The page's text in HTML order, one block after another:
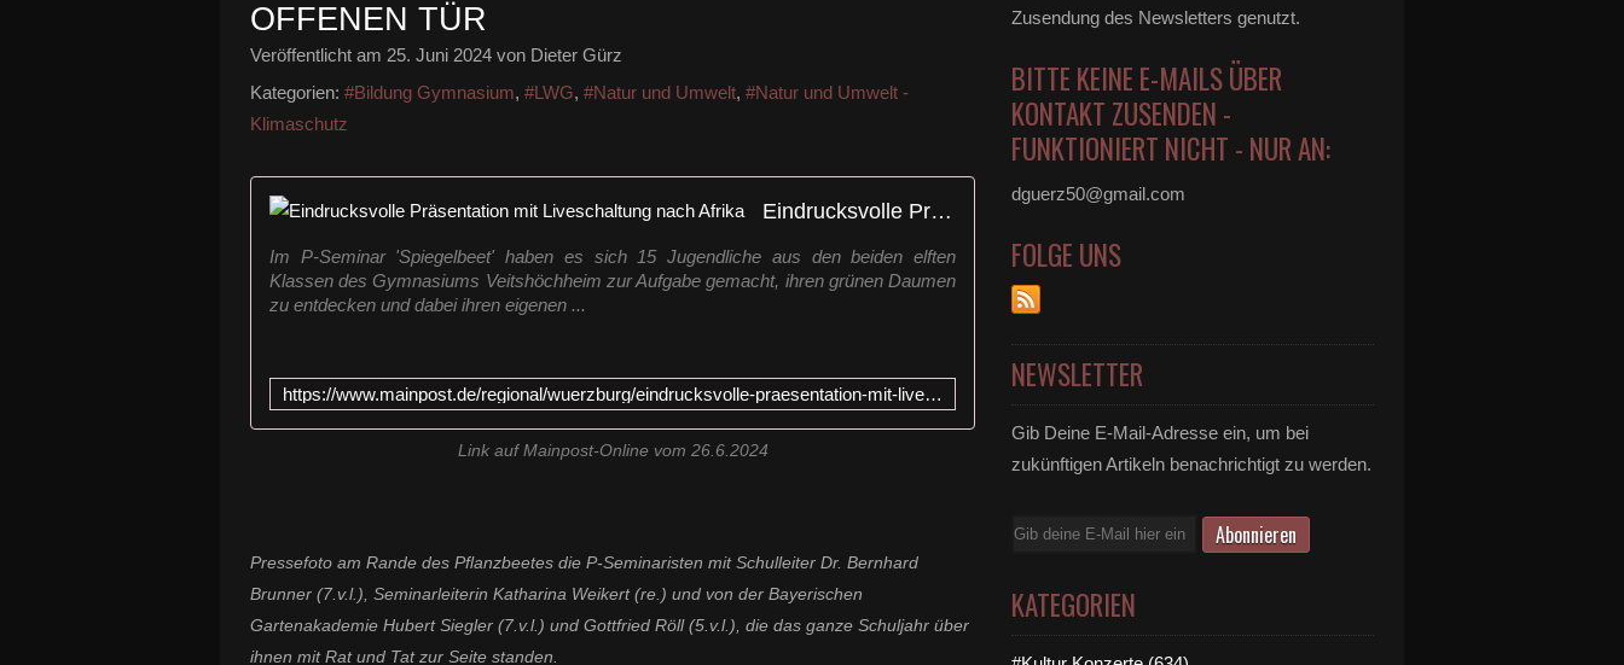
OFFENEN TÜR
Veröffentlicht am 25. Juni 2024 von Dieter Gürz
Kategorien: #Bildung Gymnasium, #LWG, #Natur und Umwelt, #Natur und Umwelt -
Klimaschutz
Eindrucksvolle Präsentation mit Liveschaltung nach Afrika
Im P-Seminar 'Spiegelbeet' haben es sich 15 Jugendliche aus den beiden elften
Klassen des Gymnasiums Veitshöchheim zur Aufgabe gemacht, ihren grünen Daumen
zu entdecken und dabei ihren eigenen ...
https://www.mainpost.de/regional/wuerzburg/eindrucksvolle-praesentation-mit-liveschaltung-nach-afrika-art-11553660
Link auf Mainpost-Online vom 26.6.2024
Pressefoto am Rande des Pflanzbeetes die P-Seminaristen mit Schulleiter Dr. Bernhard
Brunner (7.v.l.), Seminarleiterin Katharina Weikert (re.) und von der Bayerischen
Gartenakademie Hubert Siegler (7.v.l.) und Gottfried Röll (5.v.l.), die das ganze Schuljahr über
ihnen mit Rat und Tat zur Seite standen.
Zusendung des Newsletters genutzt.
BITTE KEINE E-MAILS ÜBER
KONTAKT ZUSENDEN -
FUNKTIONIERT NICHT - NUR AN:
dguerz50@gmail.com
FOLGE UNS
NEWSLETTER
Gib Deine E-Mail-Adresse ein, um bei
zukünftigen Artikeln benachrichtigt zu werden.
E-
KATEGORIEN